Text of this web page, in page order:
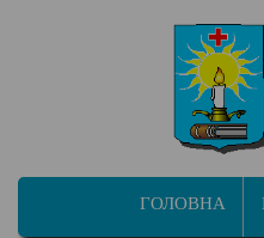
ГОЛОВНА